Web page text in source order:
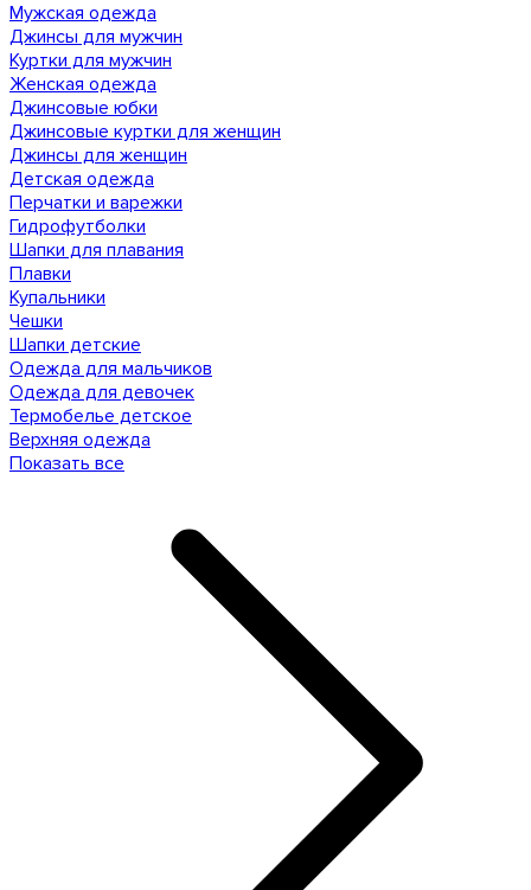
Мужская одежда
Джинсы для мужчин
Куртки для мужчин
Женская одежда
Джинсовые юбки
Джинсовые куртки для женщин
Джинсы для женщин
Детская одежда
Перчатки и варежки
Гидрофутболки
Шапки для плавания
Плавки
Купальники
Чешки
Шапки детские
Одежда для мальчиков
Одежда для девочек
Термобелье детское
Верхняя одежда
Показать все